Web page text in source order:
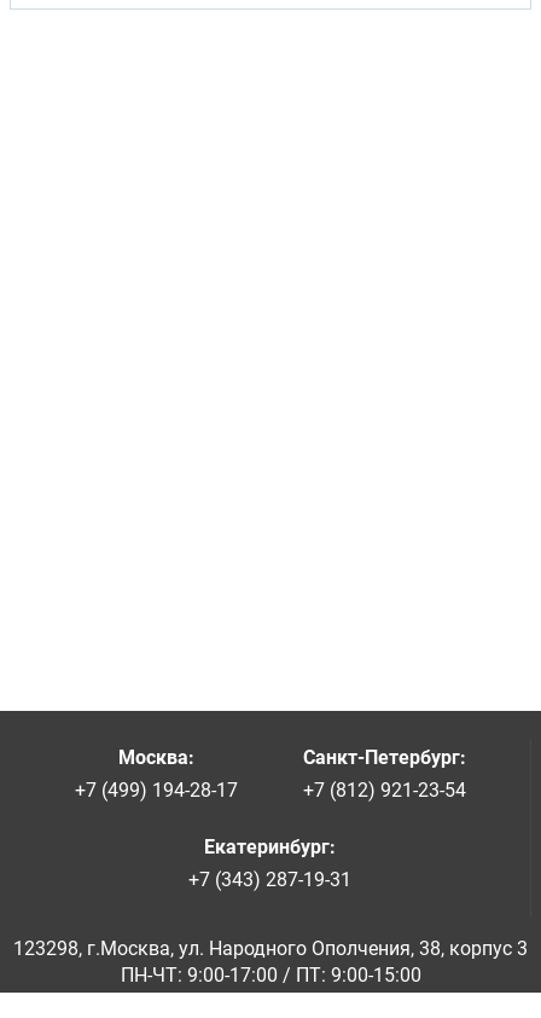
Москва:
+7 (499) 194-28-17
Санкт-Петербург:
+7 (812) 921-23-54
Екатеринбург:
+7 (343) 287-19-31
123298, г.Москва, ул. Народного Ополчения, 38, корпус 3
ПН-ЧТ: 9:00-17:00 / ПТ: 9:00-15:00